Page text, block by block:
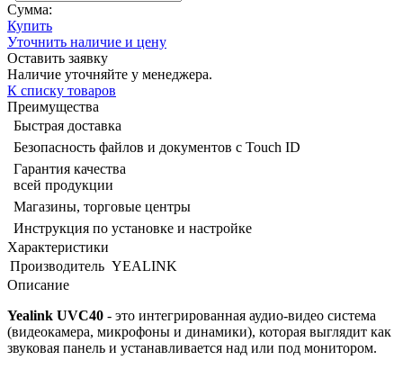
Сумма:
Купить
Уточнить наличие и цену
Оставить заявку
Наличие уточняйте у менеджера.
К списку товаров
Преимущества
Быстрая доставка
Безопасность файлов и документов с Touch ID
Гарантия качества
всей продукции
Магазины, торговые центры
Инструкция по установке и настройке
Характеристики
Производитель YEALINK
Описание
Yealink UVC40 - это интегрированная аудио-видео система
(видеокамера, микрофоны и динамики), которая выглядит как
звуковая панель и устанавливается над или под монитором.